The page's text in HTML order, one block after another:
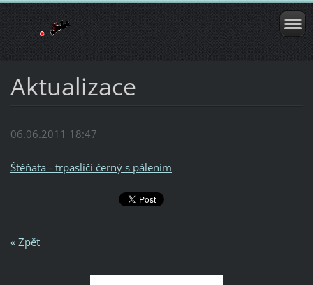
Aktualizace
06.06.2011 18:47
Štěňata - trpasličí černý s pálením
« Zpět